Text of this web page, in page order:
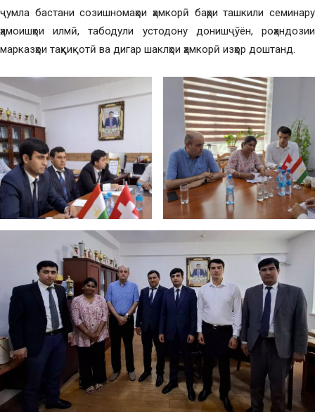
ҷумла бастани созишномаҳои ҳамкорӣ баҳри ташкили семинару
ҳамоишҳои илмӣ, табодули устодону донишҷӯён, роҳандозии
марказҳои таҳқиқотӣ ва дигар шаклҳои ҳамкорӣ изҳор доштанд.